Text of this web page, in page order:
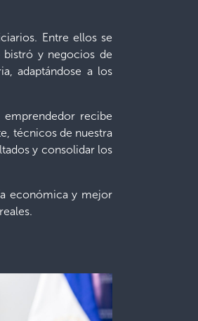
Entre ellos se
bistró y negocios de
adaptándose a los
recibe
técnicos de nuestra
y consolidar los
económica y mejor